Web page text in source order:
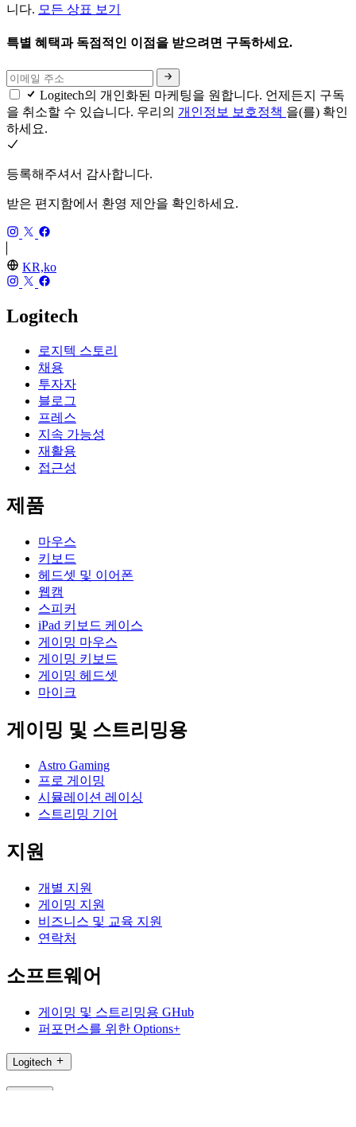
니다. 모든 상표 보기
특별 혜택과 독점적인 이점을 받으려면 구독하세요.
Logitech의 개인화된 마케팅을 원합니다. 언제든지 구독
을 취소할 수 있습니다. 우리의 개인정보 보호정책 을(를) 확인
하세요.
등록해주셔서 감사합니다.
받은 편지함에서 환영 제안을 확인하세요.
KR,ko
Logitech
로지텍 스토리
채용
투자자
블로그
프레스
지속 가능성
재활용
접근성
제품
마우스
키보드
헤드셋 및 이어폰
웹캠
스피커
iPad 키보드 케이스
게이밍 마우스
게이밍 키보드
게이밍 헤드셋
마이크
게이밍 및 스트리밍용
Astro Gaming
프로 게이밍
시뮬레이션 레이싱
스트리밍 기어
지원
개별 지원
게이밍 지원
비즈니스 및 교육 지원
연락처
소프트웨어
게이밍 및 스트리밍용 GHub
퍼포먼스를 위한 Options+
Logitech